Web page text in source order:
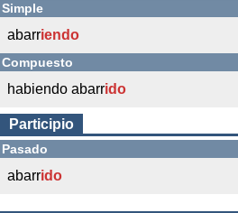
Simple
abarriendo
Compuesto
habiendo abarrido
Participio
Pasado
abarrido